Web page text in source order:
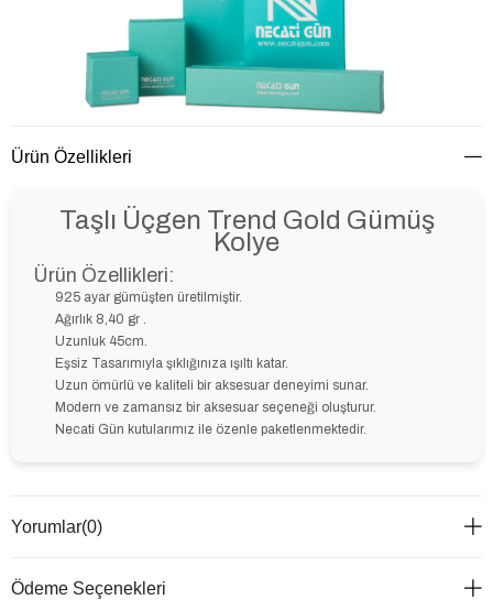
Ürün Özellikleri
Taşlı Üçgen Trend Gold Gümüş
Kolye
Ürün Özellikleri:
925 ayar gümüşten üretilmiştir.
Ağırlık 8,40 gr .
Uzunluk 45cm.
Eşsiz Tasarımıyla şıklığınıza ışıltı katar.
Uzun ömürlü ve kaliteli bir aksesuar deneyimi sunar.
Modern ve zamansız bir aksesuar seçeneği oluşturur.
Necati Gün kutularımız ile özenle paketlenmektedir.
Yorumlar(0)
Ödeme Seçenekleri